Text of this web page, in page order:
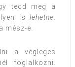
tedd meg a
is lehetne
mész-e.
a végleges
foglalkozni.